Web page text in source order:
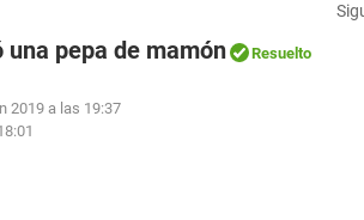
pepa de mamón Resuelto
2019 a las 19:37